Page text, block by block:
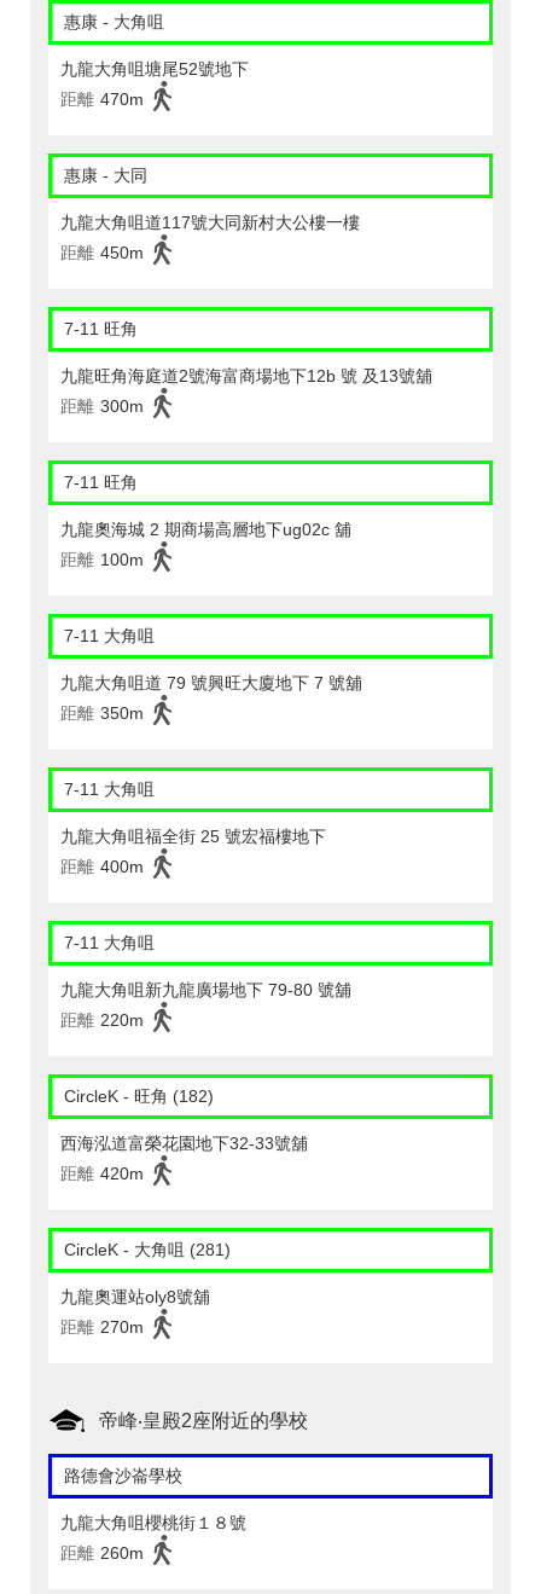
惠康 - 大角咀
九龍大角咀塘尾52號地下
距離 470m
惠康 - 大同
九龍大角咀道117號大同新村大公樓一樓
距離 450m
7-11 旺角
九龍旺角海庭道2號海富商場地下12b 號 及13號舖
距離 300m
7-11 旺角
九龍奧海城 2 期商場高層地下ug02c 舖
距離 100m
7-11 大角咀
九龍大角咀道 79 號興旺大廈地下 7 號舖
距離 350m
7-11 大角咀
九龍大角咀福全街 25 號宏福樓地下
距離 400m
7-11 大角咀
九龍大角咀新九龍廣場地下 79-80 號舖
距離 220m
CircleK - 旺角 (182)
西海泓道富榮花園地下32-33號舖
距離 420m
CircleK - 大角咀 (281)
九龍奧運站oly8號舖
距離 270m
帝峰‧皇殿2座附近的學校
路德會沙崙學校
九龍大角咀櫻桃街１８號
距離 260m